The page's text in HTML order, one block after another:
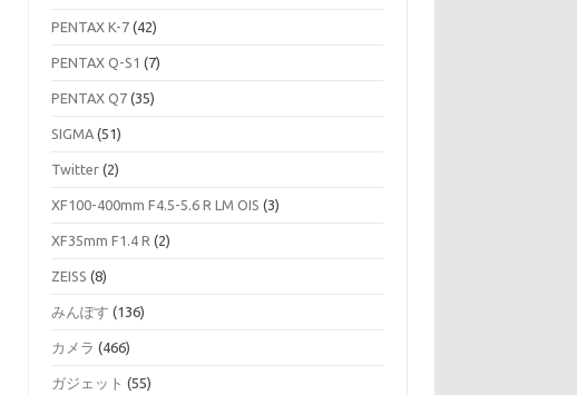
PENTAX K-7 (42)
PENTAX Q-S1 (7)
PENTAX Q7 (35)
SIGMA (51)
Twitter (2)
XF100-400mm F4.5-5.6 R LM OIS (3)
XF35mm F1.4 R (2)
ZEISS (8)
みんぽす (136)
カメラ (466)
ガジェット (55)